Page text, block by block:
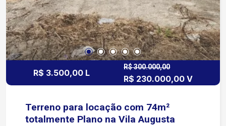
R$ 3.500,00 L
R$ 300.000,00
R$ 230.000,00 V
Terreno para locação com 74m²
totalmente Plano na Vila Augusta